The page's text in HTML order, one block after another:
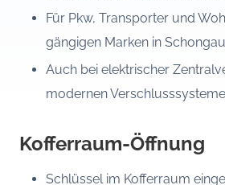
Für Pkw, Transporter und
gängigen Marken in Schongau
Auch bei elektrischer
modernen
Kofferraum-Öffnung
Schlüssel im Kofferraum